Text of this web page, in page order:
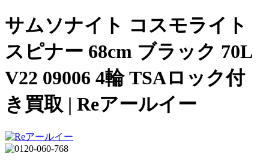
サムソナイト コスモライト
スピナー 68cm ブラック 70L
V22 09006 4輪 TSAロック付
き買取 | Reアールイー